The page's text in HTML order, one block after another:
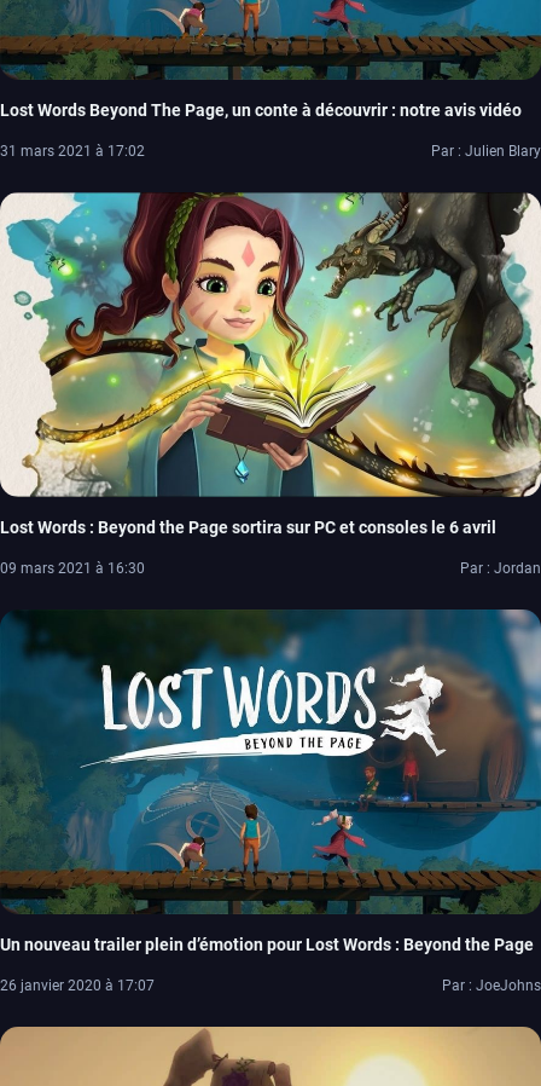
Lost Words Beyond The Page, un conte à découvrir : notre avis vidéo
31 mars 2021 à 17:02 Par : Julien Blary
Lost Words : Beyond the Page sortira sur PC et consoles le 6 avril
09 mars 2021 à 16:30 Par : Jordan
Un nouveau trailer plein d’émotion pour Lost Words : Beyond the Page
26 janvier 2020 à 17:07 Par : JoeJohns